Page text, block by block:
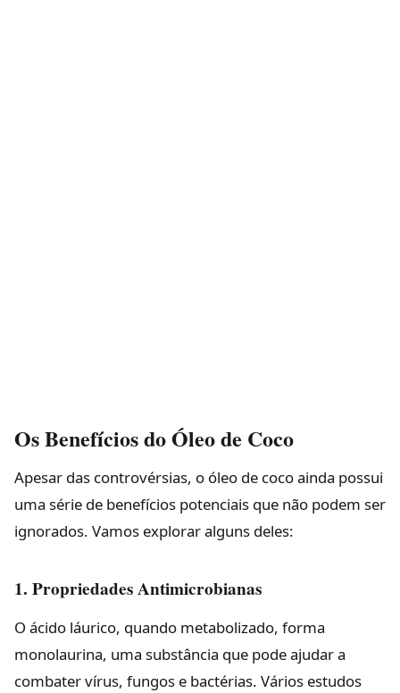
Os Benefícios do Óleo de Coco
Apesar das controvérsias, o óleo de coco ainda possui
uma série de benefícios potenciais que não podem ser
ignorados. Vamos explorar alguns deles:
1. Propriedades Antimicrobianas
O ácido láurico, quando metabolizado, forma
monolaurina, uma substância que pode ajudar a
combater vírus, fungos e bactérias. Vários estudos